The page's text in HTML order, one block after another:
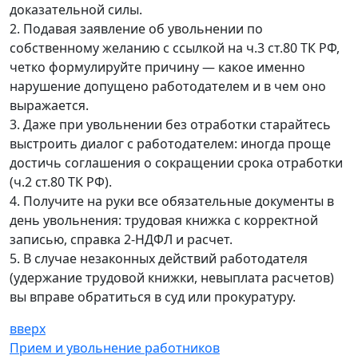
доказательной силы.
2. Подавая заявление об увольнении по
собственному желанию с ссылкой на ч.3 ст.80 ТК РФ,
четко формулируйте причину — какое именно
нарушение допущено работодателем и в чем оно
выражается.
3. Даже при увольнении без отработки старайтесь
выстроить диалог с работодателем: иногда проще
достичь соглашения о сокращении срока отработки
(ч.2 ст.80 ТК РФ).
4. Получите на руки все обязательные документы в
день увольнения: трудовая книжка с корректной
записью, справка 2-НДФЛ и расчет.
5. В случае незаконных действий работодателя
(удержание трудовой книжки, невыплата расчетов)
вы вправе обратиться в суд или прокуратуру.
вверх
Прием и увольнение работников